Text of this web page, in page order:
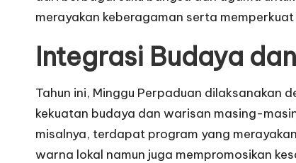
merayakan keberagaman serta
Integrasi Budaya
Tahun ini, Minggu Perpaduan dilaksanakan
kekuatan budaya dan warisan masing-
misalnya, terdapat program yang
warna lokal namun juga mempromosikan